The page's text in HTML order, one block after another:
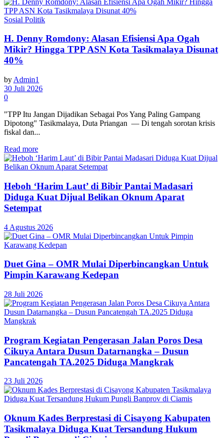
Sosial Politik
H. Denny Romdony: Alasan Efisiensi Apa Ogah
Mikir? Hingga TPP ASN Kota Tasikmalaya Disunat
40%
by Admin1
30 Juli 2026
0
"TPP Itu Jangan Dijadikan Sebagai Pos Yang Paling Gampang
Dipotong" Tasikmalaya, Duta Priangan — Di tengah sorotan krisis
fiskal dan...
Read more
Heboh ‘Harim Laut’ di Bibir Pantai Madasari
Diduga Kuat Dijual Belikan Oknum Aparat
Setempat
4 Agustus 2026
Duet Gina – OMR Mulai Diperbincangkan Untuk
Pimpin Karawang Kedepan
28 Juli 2026
Program Kegiatan Pengerasan Jalan Poros Desa
Cikuya Antara Dusun Datarnangka – Dusun
Pancatengah TA.2025 Diduga Mangkrak
23 Juli 2026
Oknum Kades Berprestasi di Cisayong Kabupaten
Tasikmalaya Diduga Kuat Tersandung Hukum